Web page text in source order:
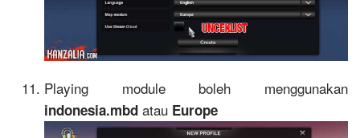
Playing module boleh menggunakan
indonesia.mbd atau Europe